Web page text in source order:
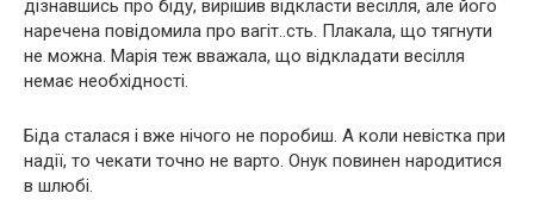
дізнавшись про біду, вирішив відкласти весілля, але його
наречена повідомила про вагіт..сть. Плакала, що тягнути
не можна. Марія теж вважала, що відкладати весілля
немає необхідності.
Біда сталася і вже нічого не поробиш. А коли невістка при
надії, то чекати точно не варто. Онук повинен народитися
в шлюбі.